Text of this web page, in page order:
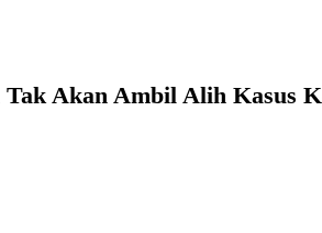
Akan Ambil Alih Kasus